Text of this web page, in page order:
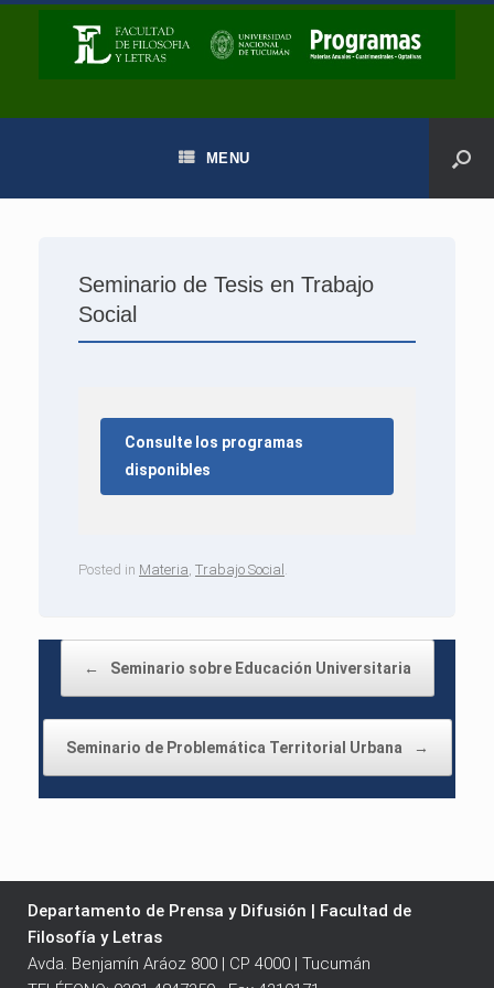
MENU
Seminario de Tesis en Trabajo
Social
Consulte los programas
disponibles
Posted in Materia Trabajo Social
← Seminario sobre Educación Universitaria
Seminario de Problemática Territorial Urbana →
Departamento de Prensa y Difusión | Facultad de
Filosofía y Letras
Avda. Benjamín Aráoz 800 | CP 4000 | Tucumán